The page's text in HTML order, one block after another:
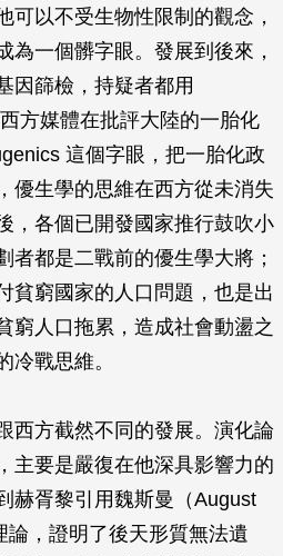
可以不受生物性限制的觀念，
為一個髒字眼。發展到後來，
因篩檢，持疑者都用
方媒體在批評大陸的一胎化
這個字眼，把一胎化政
優生學的思維在西方從未消失
，各個已開發國家推行鼓吹小
者都是二戰前的優生學大將；
貧窮國家的人口問題，也是出
窮人口拖累，造成社會動盪之
冷戰思維。
西方截然不同的發展。演化論
主要是嚴復在他深具影響力的
赫胥黎引用魏斯曼（August
，證明了後天形質無法遺